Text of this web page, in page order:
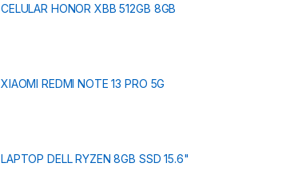
CELULAR HONOR XBB 512GB 8GB
XIAOMI REDMI NOTE 13 PRO 5G
LAPTOP DELL RYZEN 8GB SSD 15.6"